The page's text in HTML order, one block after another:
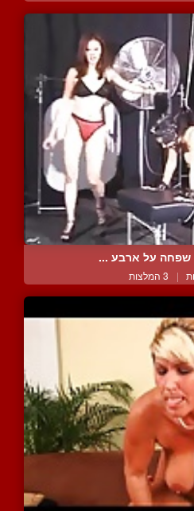
שפחה על ארבע ...
| 3 המלצות